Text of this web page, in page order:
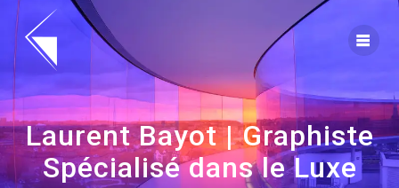
Laurent Bayot | Graphiste
Spécialisé dans le Luxe